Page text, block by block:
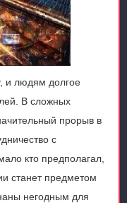
и людям долгое
В сложных
прорыв в
с
кто предполагал,
станет предметом
негодным для